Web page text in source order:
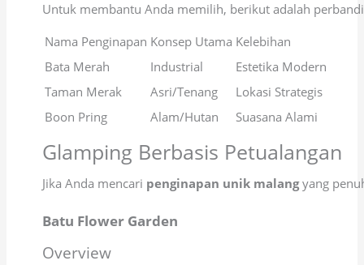
Untuk membantu Anda memilih, berikut adalah
Nama Penginapan Konsep Utama Kelebihan
Bata Merah
Industrial
Estetika Modern
Taman Merak
Asri/Tenang
Lokasi Strategis
Boon Pring
Alam/Hutan Suasana Alami
Glamping Berbasis Petualangan
Jika Anda mencari penginapan unik malangyang
Batu Flower Garden
Overview